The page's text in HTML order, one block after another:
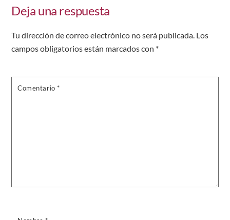
Deja una respuesta
Tu dirección de correo electrónico no será publicada. Los
campos obligatorios están marcados con *
Comentario *